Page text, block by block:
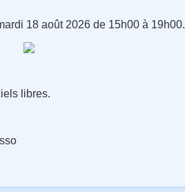
18 août 2026 de 15h00 à 19h00.
libres.